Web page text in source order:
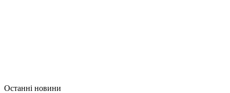
Останні новини